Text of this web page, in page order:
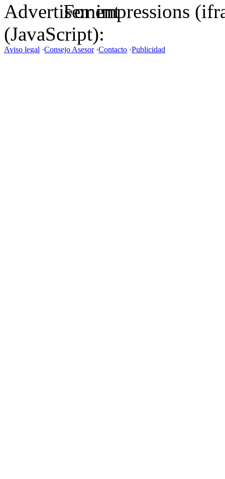
For impressions
(JavaScript):
Aviso legal ·Consejo Asesor·Contacto ·Publicidad